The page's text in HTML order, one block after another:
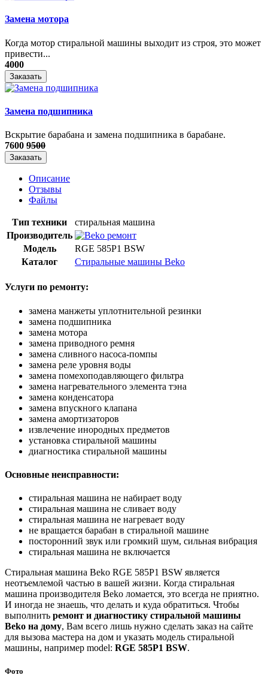
Замена мотора
Когда мотор стиральной машины выходит из строя, это может
привести...
4000
Заказать
Замена подшипника
Вскрытие барабана и замена подшипника в барабане.
7600 9500
Заказать
Описание
Отзывы
Файлы
Тип техники
стиральная машина
Производитель
Модель
RGE 585P1 BSW
Каталог
Стиральные машины Beko
Услуги по ремонту:
замена манжеты уплотнительной резинки
замена подшипника
замена мотора
замена приводного ремня
замена сливного насоса-помпы
замена реле уровня воды
замена помехоподавляющего фильтра
замена нагревательного элемента тэна
замена конденсатора
замена впускного клапана
замена амортизаторов
извлечение инородных предметов
установка стиральной машины
диагностика стиральной машины
Основные неисправности:
стиральная машина не набирает воду
стиральная машина не сливает воду
стиральная машина не нагревает воду
не вращается барабан в стиральной машине
посторонний звук или громкий шум, сильная вибрация
стиральная машина не включается
Стиральная машина Beko RGE 585P1 BSW является
неотъемлемой частью в вашей жизни. Когда стиральная
машина производителя Beko ломается, это всегда не приятно.
И иногда не знаешь, что делать и куда обратиться. Чтобы
выполнить ремонт и диагностику стиральной машины
Beko на дому, Вам всего лишь нужно сделать заказ на сайте
для вызова мастера на дом и указать модель стиральной
машины, например model: RGE 585P1 BSW.
Фото